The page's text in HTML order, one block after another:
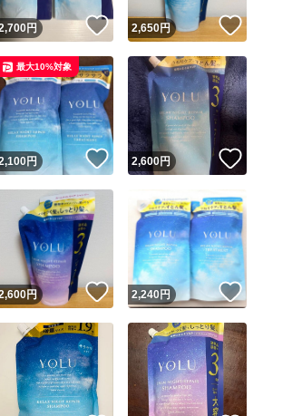
ね！
円 いいね！
2,650円
ね！
円 いいね！
最大10%対象
2,600円
ね！
円 いいね！
2,240円 いいね！